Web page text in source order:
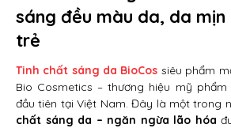
sáng đều màu da, da
trẻ
Tinh chất sáng da BioCos siêu phẩm
Bio Cosmetics – thương hiệu mỹ
đầu tiên tại Việt Nam. Đây là một trong
chất sáng da – ngăn ngừa lão hóa